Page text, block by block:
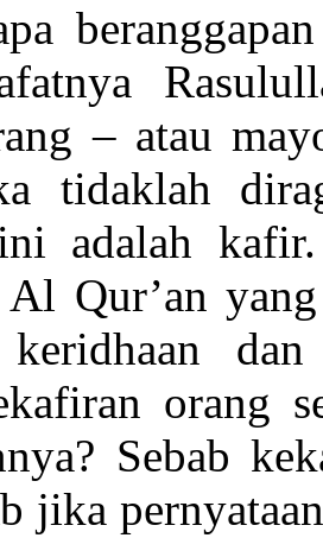
– atau
tidaklah
adalah
Al Qur’an
keridhaan
orang
Sebab
jika